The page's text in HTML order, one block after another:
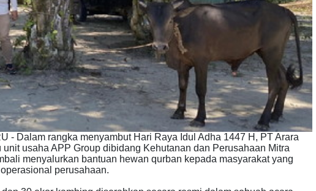
- Dalam rangka menyambut Hari Raya Idul Adha 1447 H, PT Arara
usaha APP Group dibidang Kehutanan dan Perusahaan Mitra
menyalurkan bantuan hewan qurban kepada masyarakat yang
perusahaan.